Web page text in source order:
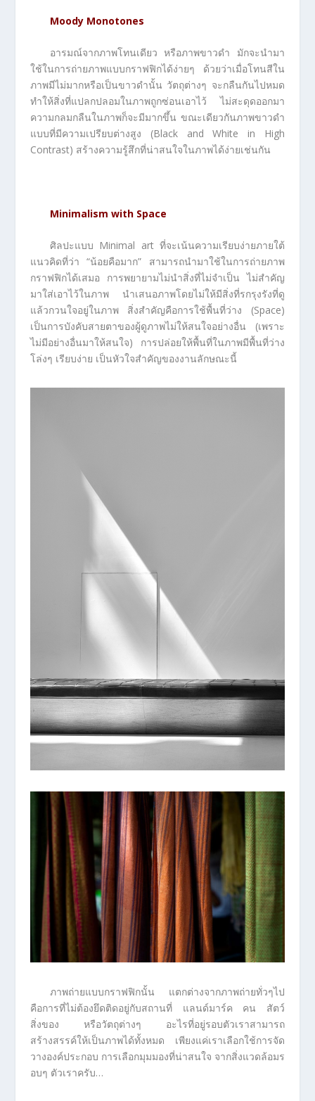
Moody Monotones
อารมณ์จากภาพโทนเดียว หรือภาพขาวดำ มักจะนำมา
ใช้ในการถ่ายภาพแบบกราฟฟิกได้ง่ายๆ ด้วยว่าเมื่อโทนสีใน
ภาพมีไม่มากหรือเป็นขาวดำนั้น วัตถุต่างๆ จะกลืนกันไปหมด
ทำให้สิ่งที่แปลกปลอมในภาพถูกซ่อนเอาไว้ ไม่สะดุดออกมา
ความกลมกลืนในภาพก็จะมีมากขึ้น ขณะเดียวกันภาพขาวดำ
แบบที่มีความเปรียบต่างสูง (Black and White in High
Contrast) สร้างความรู้สึกที่น่าสนใจในภาพได้ง่ายเช่นกัน
Minimalism with Space
ศิลปะแบบ Minimal art ที่จะเน้นความเรียบง่ายภายใต้
แนวคิดที่ว่า “น้อยคือมาก” สามารถนำมาใช้ในการถ่ายภาพ
กราฟฟิกได้เสมอ การพยายามไม่นำสิ่งที่ไม่จำเป็น ไม่สำคัญ
มาใส่เอาไว้ในภาพ นำเสนอภาพโดยไม่ให้มีสิ่งที่รกรุงรังที่ดู
แล้วกวนใจอยู่ในภาพ สิ่งสำคัญคือการใช้พื้นที่ว่าง (Space)
เป็นการบังคับสายตาของผู้ดูภาพไม่ให้สนใจอย่างอื่น (เพราะ
ไม่มีอย่างอื่นมาให้สนใจ) การปล่อยให้พื้นที่ในภาพมีพื้นที่ว่าง
โล่งๆ เรียบง่าย เป็นหัวใจสำคัญของงานลักษณะนี้
ภาพถ่ายแบบกราฟฟิกนั้น แตกต่างจากภาพถ่ายทั่วๆไป
คือการที่ไม่ต้องยึดติดอยู่กับสถานที่ แลนด์มาร์ค คน สัตว์
สิ่งของ หรือวัตถุต่างๆ อะไรที่อยู่รอบตัวเราสามารถ
สร้างสรรค์ให้เป็นภาพได้ทั้งหมด เพียงแค่เราเลือกใช้การจัด
วางองค์ประกอบ การเลือกมุมมองที่น่าสนใจ จากสิ่งแวดล้อมร
อบๆ ตัวเราครับ…